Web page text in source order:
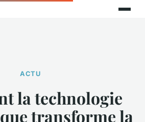
ACTU
la technologie
transforme la